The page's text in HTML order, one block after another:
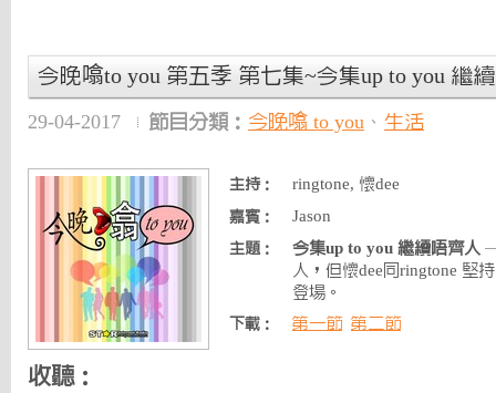
今晚噏to you 第五季 第七集~今集up to you 繼
29-04-2017 節目分類： 今晚噏 to you 、 生活
主持： ringtone, 懷dee
嘉賓： Jason
主題： 今集up to you 繼續唔齊人
人，但懷dee同ringtone 堅
登場。
下載： 第一節 第二節
收聽：